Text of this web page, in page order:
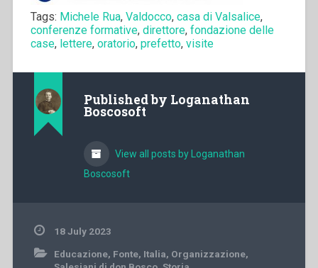
Tags: Michele Rua, Valdocco, casa di Valsalice,
conferenze formative, direttore, fondazione delle
case, lettere, oratorio, prefetto, visite
Published by Loganathan
Boscosoft
View all posts by Loganathan
Boscosoft
18 July 2023
Educazione, Fonte, Italia, Organizzazione,